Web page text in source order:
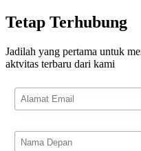
Tetap Terhubung
Jadilah yang pertama untuk
aktvitas terbaru dari kami